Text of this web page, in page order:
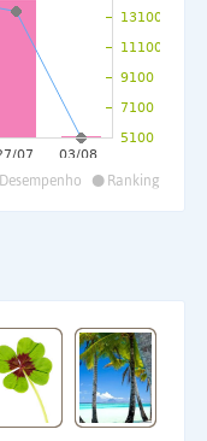
Desempenho •
Ranking